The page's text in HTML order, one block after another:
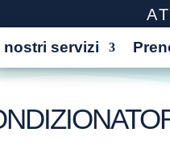
nostri servizi